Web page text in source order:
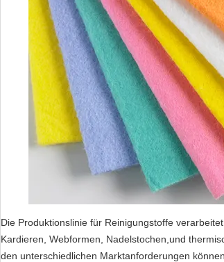
Die Produktionslinie für Reinigungstoffe
Kardieren, Webformen, Nadelstochen,und
den unterschiedlichen Marktanforderungen